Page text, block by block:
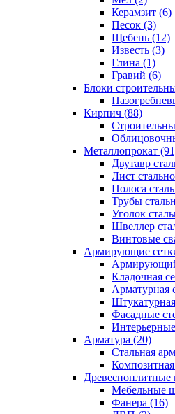
Керамзит (6)
Песок (3)
Щебень (12)
Известь (3)
Глина (1)
Гравий (6)
Блоки
Кирпич (88)
Металлопрокат
Двутавр
Лист
Полоса
Трубы
Уголок
Швеллер
Винтовые
Армирующие
Кладочная
Арматурная
Фасадные
Арматура (20)
Стальная
Древесноплитные
Мебельные
Фанера (16)